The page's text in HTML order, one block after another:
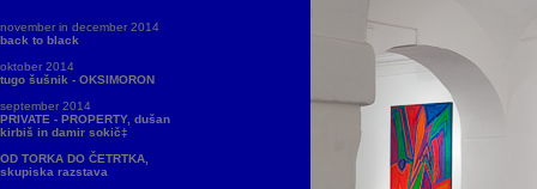
november in december 2014
back to black
oktober 2014
tugo šušnik - OKSIMORON
september 2014
PRIVATE - PROPERTY, dušan
kirbiš in damir sokič‡
OD TORKA DO ČETRTKA,
skupiska razstava